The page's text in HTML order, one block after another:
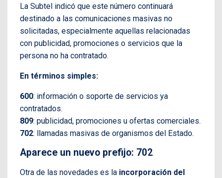
La Subtel indicó que este número continuará
destinado a las comunicaciones masivas no
solicitadas, especialmente aquellas relacionadas
con publicidad, promociones o servicios que la
persona no ha contratado.
En términos simples:
600: información o soporte de servicios ya
contratados.
809: publicidad, promociones u ofertas comerciales.
702: llamadas masivas de organismos del Estado.
Aparece un nuevo prefijo: 702
Otra de las novedades es la incorporación del